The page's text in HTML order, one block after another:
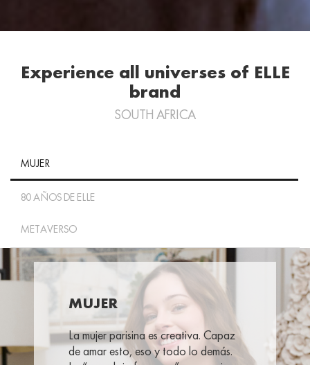
Experience all universes of ELLE
brand
SOUTH AFRICA
MUJER
80 AÑOS DE ELLE
METAVERSO
MUJER
La mujer parisina es creativa. Capaz
de amar esto, eso y todo lo demás.